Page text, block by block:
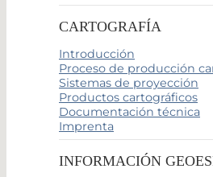
CARTOGRAFÍA
Introducción
Proceso de producción
Sistemas de proyección
Productos cartográficos
Documentación técnica
Imprenta
INFORMACIÓN